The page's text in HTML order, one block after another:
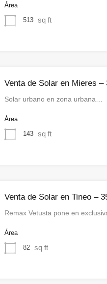
Área
513 sq ft
Venta de Solar en Mieres –
Solar urbano en zona urbana…
Área
143 sq ft
Venta de Solar en Tineo –
Remax Vetusta pone en
Área
82 sq ft